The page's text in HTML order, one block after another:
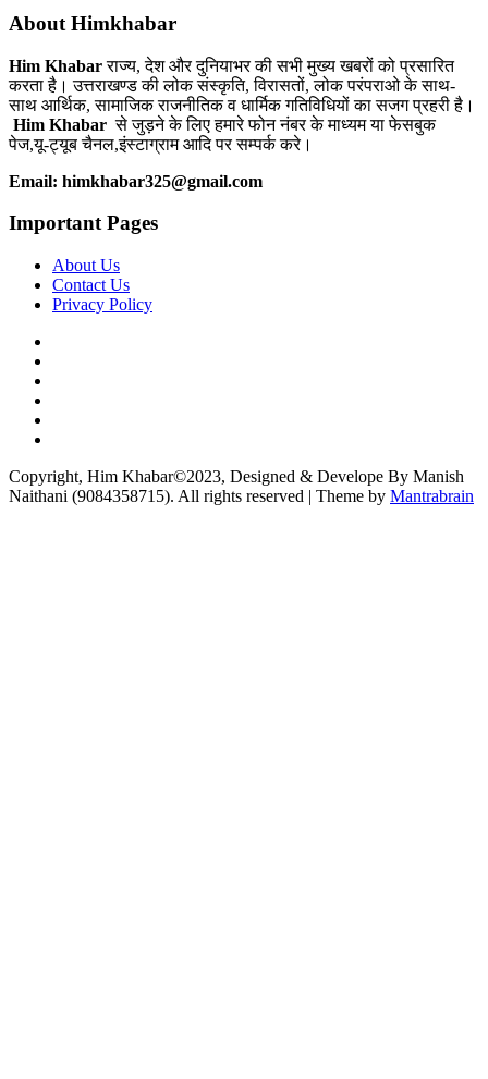
About Himkhabar
Him Khabarराज्य, देश और दुनियाभर की सभी मुख्य खबरों को प्रसारित
करता है। उत्तराखण्ड की लोक संस्कृति, विरासतों, लोक परंपराओ के साथ-
साथ आर्थिक, सामाजिक राजनीतिक व धार्मिक गतिविधियों का सजग प्रहरी है।
Him Khabar से जुड़ने के लिए हमारे फोन नंबर के माध्यम या फेसबुक
पेज,यू-ट्यूब चैनल,इंस्टाग्राम आदि पर सम्पर्क करे।
Email: himkhabar325@gmail.com
Important Pages
About Us
Contact Us
Privacy Policy
Copyright, Him Khabar©2023, Designed & Develope By Manish
Naithani (9084358715). All rights reserved | Theme by Mantrabrain